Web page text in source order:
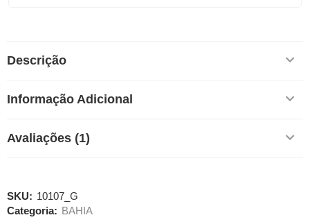
Descrição
Informação Adicional
Avaliações (1)
SKU: 10107_G
Categoria: BAHIA